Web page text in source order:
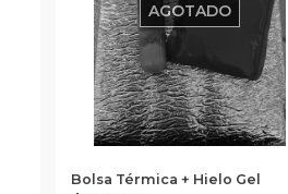
AGOTADO
Bolsa Térmica + Hielo Gel